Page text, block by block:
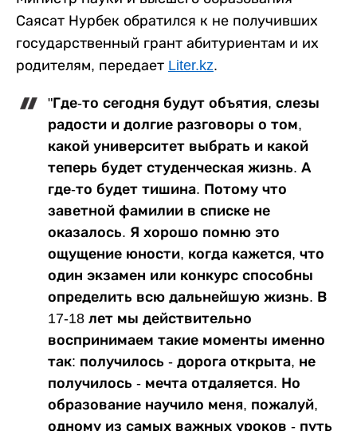
Саясат Нурбек обратился к не получивших
государственный грант абитуриентам и их
родителям, передает Liter.kz.
"Где-то сегодня будут объятия, слезы
радости и долгие разговоры о том,
какой университет выбрать и какой
теперь будет студенческая жизнь. А
где-то будет тишина. Потому что
заветной фамилии в списке не
оказалось. Я хорошо помню это
ощущение юности, когда кажется, что
один экзамен или конкурс способны
определить всю дальнейшую жизнь. В
17-18 лет мы действительно
воспринимаем такие моменты именно
так: получилось - дорога открыта, не
получилось - мечта отдаляется. Но
образование научило меня, пожалуй,
одному из самых важных уроков - путь